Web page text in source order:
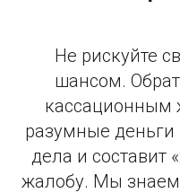
Не рискуйте
шансом.
кассационным
разумные деньги
дела и составит
жалобу. Мы